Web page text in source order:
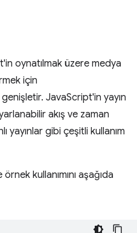
oynatılmak üzere medya
için
JavaScript'in yayın
akış ve zaman
yayınlar gibi çeşitli kullanım
kullanımını aşağıda